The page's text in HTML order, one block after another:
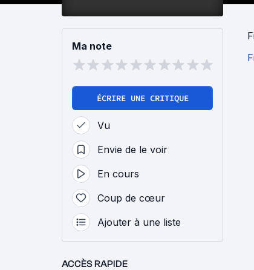
Ma note
ÉCRIRE UNE CRITIQUE
Vu
Envie de le voir
En cours
Coup de cœur
Ajouter à une liste
ACCÈS RAPIDE